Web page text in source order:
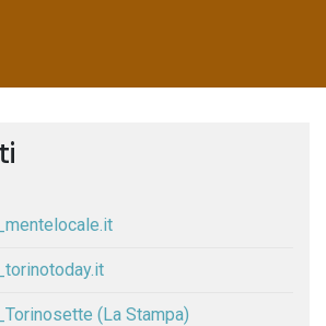
(La Stampa)